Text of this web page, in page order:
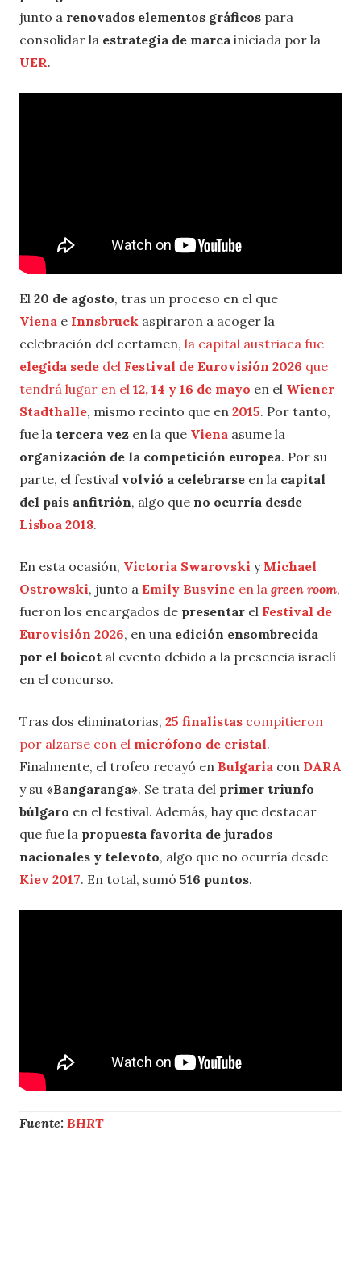
junto a renovados elementos gráficos para
consolidar la estrategia de marca iniciada por la
UER.
El 20 de agosto, tras un proceso en el que
Viena e Innsbruck aspiraron a acoger la
celebración del certamen, la capital austriaca fue
elegida sede del Festival de Eurovisión 2026 que
tendrá lugar en el 12, 14 y 16 de mayo en el Wiener
Stadthalle, mismo recinto que en 2015. Por tanto,
fue la tercera vez en la que Viena asume la
organización de la competición europea. Por su
parte, el festival volvió a celebrarse en la capital
del país anfitrión, algo que no ocurría desde
Lisboa 2018.
En esta ocasión, Victoria Swarovski y Michael
Ostrowski, junto a Emily Busvine en la green room,
fueron los encargados de presentar el Festival de
Eurovisión 2026, en una edición ensombrecida
por el boicot al evento debido a la presencia israelí
en el concurso.
Tras dos eliminatorias, 25 finalistas compitieron
por alzarse con el micrófono de cristal.
Finalmente, el trofeo recayó en Bulgaria con DARA
y su «Bangaranga». Se trata del primer triunfo
búlgaro en el festival. Además, hay que destacar
que fue la propuesta favorita de jurados
nacionales y televoto, algo que no ocurría desde
Kiev 2017. En total, sumó 516 puntos.
Fuente: BHRT